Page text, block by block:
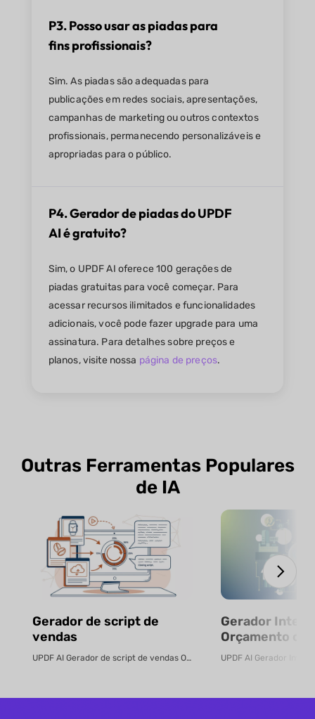
P3. Posso usar as piadas para
fins profissionais?
Sim. As piadas são adequadas para
publicações em redes sociais, apresentações,
campanhas de marketing ou outros contextos
profissionais, permanecendo personalizáveis e
apropriadas para o público.
P4. Gerador de piadas do UPDF
AI é gratuito?
Sim, o UPDF AI oferece 100 gerações de
piadas gratuitas para você começar. Para
acessar recursos ilimitados e funcionalidades
adicionais, você pode fazer upgrade para uma
assinatura. Para detalhes sobre preços e
planos, visite nossa página de preços.
Outras Ferramentas Populares
de IA
Gerador de script de
vendas
UPDF AI Gerador de script de vendas O UPDF AI transforma PDFs de produtos ...
Gerador
Orçamento
Gratuito